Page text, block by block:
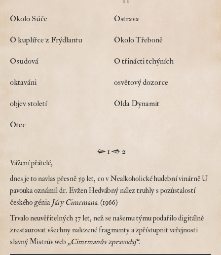
Okolo Súče Ostrava
O kuplířce z Frýdlantu Okolo Třeboně
Osudová O třinácti tchýních
oktaváni osvětový dozorce
objev století Olda Dynamit
Otec
1 2
Vážení přátelé,
dnes je to navlas přesně 59 let, co v Nealkoholické hudební vinárně U
pavouka oznámil dr. Evžen Hedvábný nález truhly s pozůstalostí
českého génia Járy Cimrmana. (1966)
Trvalo neuvěřitelných 37 let, než se našemu týmu podařilo digitálně
zrestaurovat všechny nalezené fragmenty a zpřístupnit veřejnosti
slavný Mistrův web „Cimrmanův zpravodaj“.